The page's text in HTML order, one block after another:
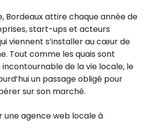
Bordeaux attire chaque année de
start-ups et acteurs
viennent s’installer au cœur de
Tout comme les quais sont
incontournable de la vie locale, le
un passage obligé pour
sur son marché.
une agence web locale à